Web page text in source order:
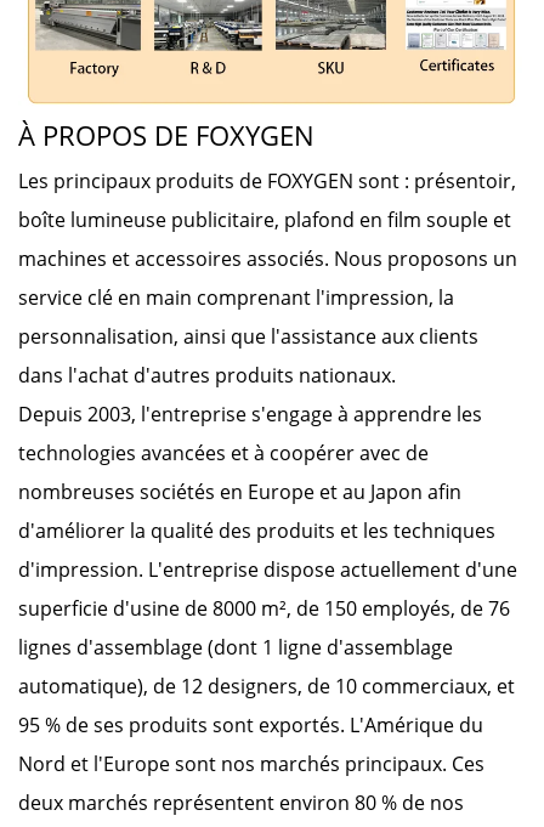
À PROPOS DE FOXYGEN
Les principaux produits de FOXYGEN sont : présentoir,
boîte lumineuse publicitaire, plafond en film souple et
machines et accessoires associés. Nous proposons un
service clé en main comprenant l'impression, la
personnalisation, ainsi que l'assistance aux clients
dans l'achat d'autres produits nationaux.
Depuis 2003, l'entreprise s'engage à apprendre les
technologies avancées et à coopérer avec de
nombreuses sociétés en Europe et au Japon afin
d'améliorer la qualité des produits et les techniques
d'impression. L'entreprise dispose actuellement d'une
superficie d'usine de 8000 m², de 150 employés, de 76
lignes d'assemblage (dont 1 ligne d'assemblage
automatique), de 12 designers, de 10 commerciaux, et
95 % de ses produits sont exportés. L'Amérique du
Nord et l'Europe sont nos marchés principaux. Ces
deux marchés représentent environ 80 % de nos